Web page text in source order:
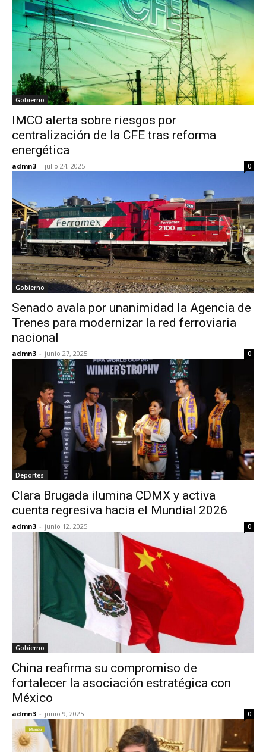
Gobierno
IMCO alerta sobre riesgos por
centralización de la CFE tras reforma
energética
admn3 - julio 24, 2025 0
Gobierno
Senado avala por unanimidad la Agencia de
Trenes para modernizar la red ferroviaria
nacional
admn3 - junio 27, 2025 0
Deportes
Clara Brugada ilumina CDMX y activa
cuenta regresiva hacia el Mundial 2026
admn3 - junio 12, 2025 0
Gobierno
China reafirma su compromiso de
fortalecer la asociación estratégica con
México
admn3 - junio 9, 2025 0